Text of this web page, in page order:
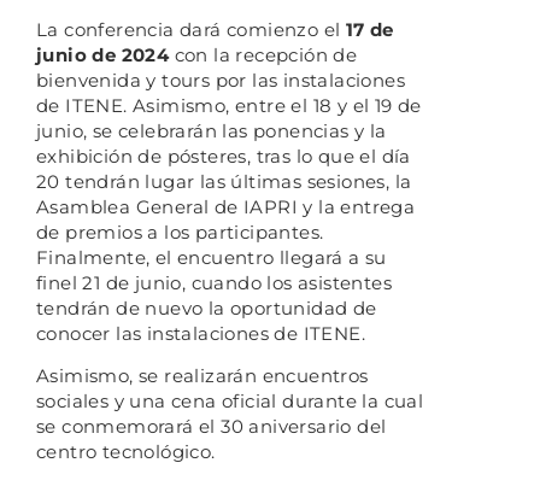
La conferencia dará comienzo el 17 de
junio de 2024con la recepción de
bienvenida y tours por las instalaciones
de ITENE. Asimismo, entre el 18 y el 19 de
junio, se celebrarán las ponencias y la
exhibición de pósteres, tras lo que el día
20 tendrán lugar las últimas sesiones, la
Asamblea General de IAPRI y la entrega
de premios a los participantes.
Finalmente, el encuentro llegará a su
finel 21 de junio, cuando los asistentes
tendrán de nuevo la oportunidad de
conocer las instalaciones de ITENE.
Asimismo, se realizarán encuentros
sociales y una cena oficial durante la cual
se conmemorará el 30 aniversario del
centro tecnológico.